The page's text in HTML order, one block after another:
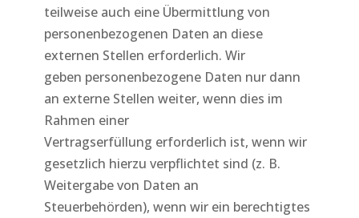
teilweise auch eine Übermittlung von
personenbezogenen Daten an diese
externen Stellen erforderlich. Wir
geben personenbezogene Daten nur dann
an externe Stellen weiter, wenn dies im
Rahmen einer
Vertragserfüllung erforderlich ist, wenn wir
gesetzlich hierzu verpflichtet sind (z. B.
Weitergabe von Daten an
Steuerbehörden), wenn wir ein berechtigtes